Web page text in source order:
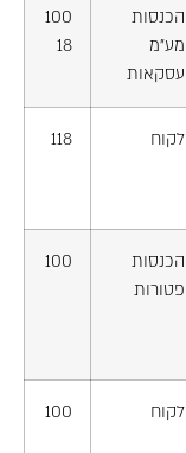
הכנסות
מע"מ
עסקאות
100
18
לקוח 118
הכנסות
פטורות
100
לקוח 100